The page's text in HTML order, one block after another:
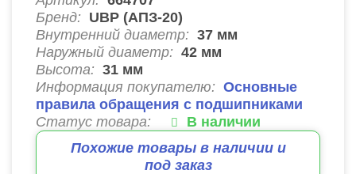
Бренд: UBP (АПЗ-20)
Внутренний диаметр: 37 мм
Наружный диаметр: 42 мм
Высота: 31 мм
Информация покупателю: Основные
правила обращения с подшипниками
Статус товара:
В наличии
Похожие товары в наличии и
под заказ